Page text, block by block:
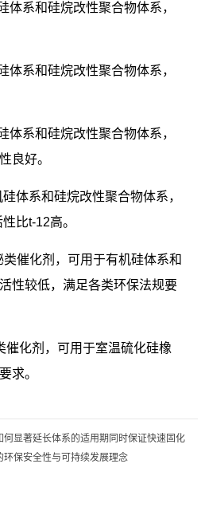
体系和硅烷改性聚合物体系，
体系和硅烷改性聚合物体系，
体系和硅烷改性聚合物体系，
良好。
体系和硅烷改性聚合物体系，
比t-12高。
催化剂，可用于有机硅体系和
性较低，满足各类环保法规要
催化剂，可用于室温硫化硅橡
求。
显著延长体系的适用期同时保证快速固化
保安全性与可持续发展理念